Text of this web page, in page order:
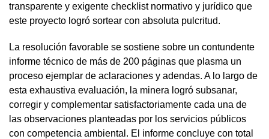
transparente y exigente checklist normativo y jurídico que
este proyecto logró sortear con absoluta pulcritud.
La resolución favorable se sostiene sobre un contundente
informe técnico de más de 200 páginas que plasma un
proceso ejemplar de aclaraciones y adendas. A lo largo de
esta exhaustiva evaluación, la minera logró subsanar,
corregir y complementar satisfactoriamente cada una de
las observaciones planteadas por los servicios públicos
con competencia ambiental. El informe concluye con total